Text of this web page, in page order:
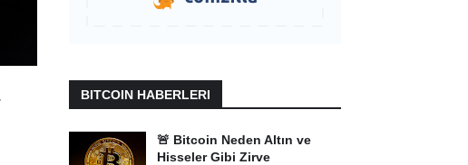
BITCOIN HABERLERI
🚨 Bitcoin Neden Altın ve
Hisseler Gibi Zirve